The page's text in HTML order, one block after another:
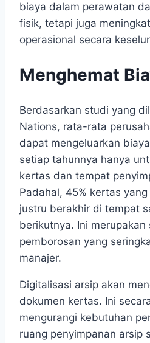
biaya dalam perawatan
fisik, tetapi juga
operasional secara
Menghemat
Berdasarkan studi yang
Nations, rata-rata
dapat mengeluarkan
setiap tahunnya hanya
kertas dan tempat
Padahal, 45% kertas
justru berakhir di tempat
berikutnya. Ini merupakan
pemborosan yang
manajer.
Digitalisasi arsip akan
dokumen kertas. Ini
mengurangi kebutuhan
ruang penyimpanan arsip